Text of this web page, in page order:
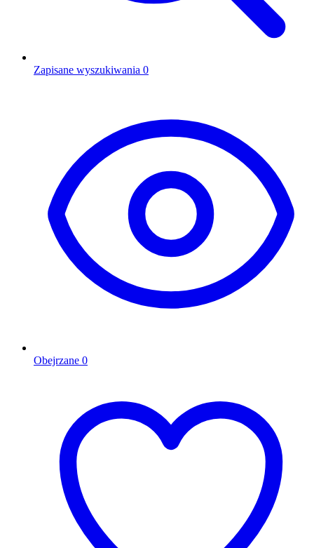
Zapisane wyszukiwania 0
Obejrzane 0